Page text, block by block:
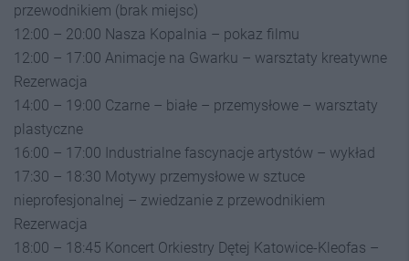
przewodnikiem (brak miejsc)
12:00 – 20:00 Nasza Kopalnia – pokaz filmu
12:00 – 17:00 Animacje na Gwarku – warsztaty kreatywne
Rezerwacja
14:00 – 19:00 Czarne – białe – przemysłowe – warsztaty
plastyczne
16:00 – 17:00 Industrialne fascynacje artystów – wykład
17:30 – 18:30 Motywy przemysłowe w sztuce
nieprofesjonalnej – zwiedzanie z przewodnikiem
Rezerwacja
18:00 – 18:45 Koncert Orkiestry Dętej Katowice-Kleofas –